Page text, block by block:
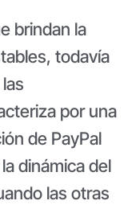
brindan la
todavía
por una
de PayPal
dinámica del
las otras